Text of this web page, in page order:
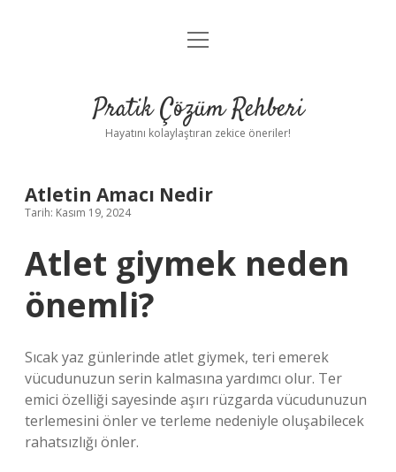
Anasayfa
Yasal Uyarı
menüyü
Pratik Çözüm Rehberi
Hayatını kolaylaştıran zekice öneriler!
Atletin Amacı Nedir
Tarih: Kasım 19, 2024
Atlet giymek neden
önemli?
Sıcak yaz günlerinde atlet giymek, teri emerek
vücudunuzun serin kalmasına yardımcı olur. Ter
emici özelliği sayesinde aşırı rüzgarda vücudunuzun
terlemesini önler ve terleme nedeniyle oluşabilecek
rahatsızlığı önler.